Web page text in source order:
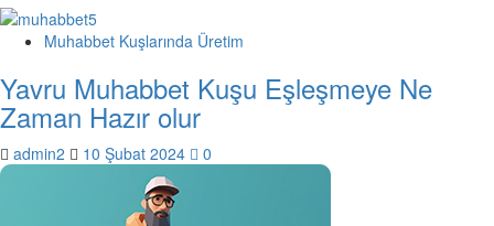
Muhabbet Kuşlarında Üretim
Yavru Muhabbet Kuşu Eşleşmeye Ne
Zaman Hazır olur
admin2 10 Şubat 2024 0